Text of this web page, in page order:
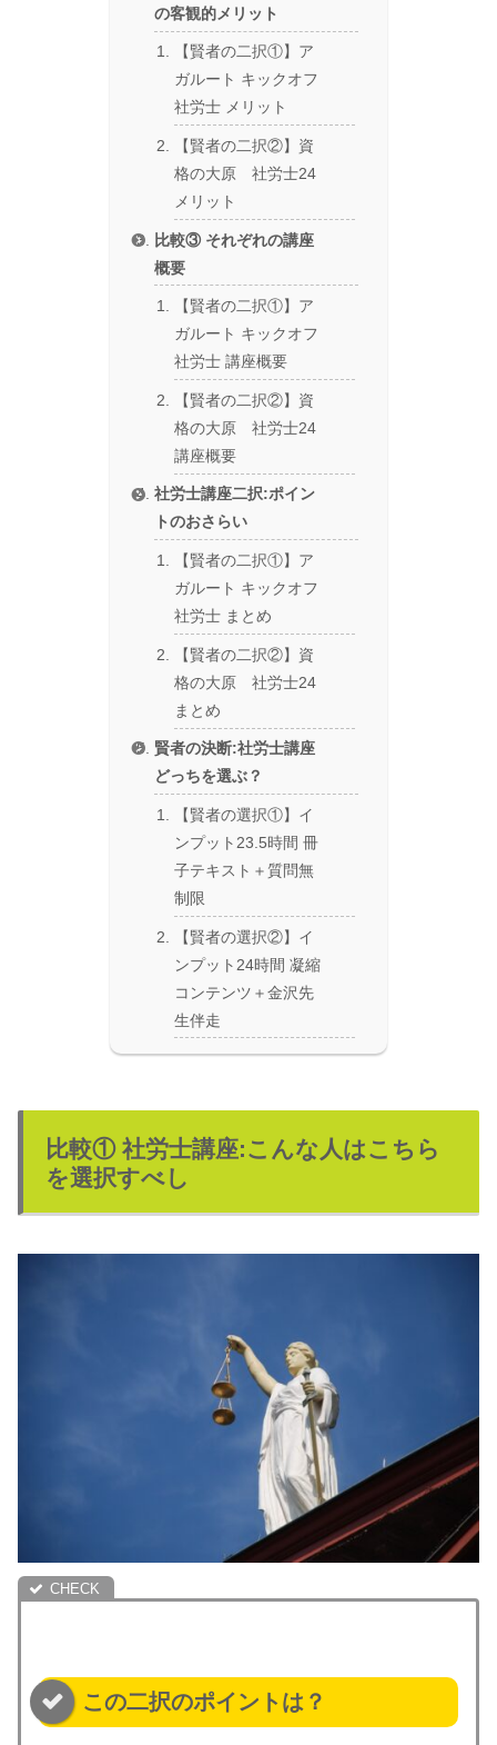
の客観的メリット
【賢者の二択①】ア
ガルート キックオフ
社労士 メリット
【賢者の二択②】資
格の大原 社労士24
メリット
比較③ それぞれの講座
概要
【賢者の二択①】ア
ガルート キックオフ
社労士 講座概要
【賢者の二択②】資
格の大原 社労士24
講座概要
社労士講座二択:ポイン
トのおさらい
【賢者の二択①】ア
ガルート キックオフ
社労士 まとめ
【賢者の二択②】資
格の大原 社労士24
まとめ
賢者の決断:社労士講座
どっちを選ぶ？
【賢者の選択①】イ
ンプット23.5時間 冊
子テキスト＋質問無
制限
【賢者の選択②】イ
ンプット24時間 凝縮
コンテンツ＋金沢先
生伴走
比較① 社労士講座:こんな人はこちら
を選択すべし
この二択のポイントは？